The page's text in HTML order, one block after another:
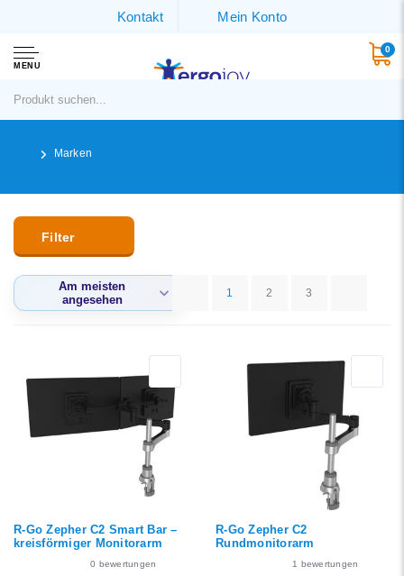
Kontakt Mein Konto
MENU
0
Marken
Filter
Am meisten
angesehen
Neueste Produkte
Höchster Preis
1 2 3
R-Go Zepher C2 Smart Bar –
kreisförmiger Monitorarm
0 bewertungen
R-Go Zepher C2
Rundmonitorarm
1 bewertungen